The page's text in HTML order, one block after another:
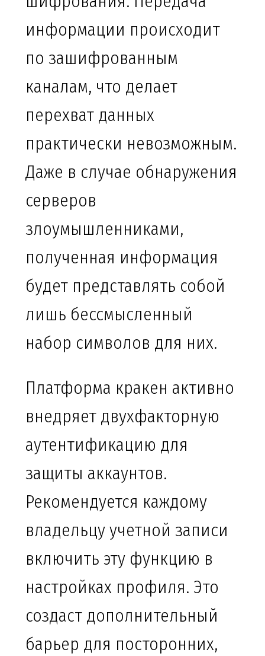
информации происходит
по зашифрованным
каналам, что делает
перехват данных
практически невозможным.
Даже в случае обнаружения
серверов
злоумышленниками,
полученная информация
будет представлять собой
лишь бессмысленный
набор символов для них.
Платформа кракен активно
внедряет двухфакторную
аутентификацию для
защиты аккаунтов.
Рекомендуется каждому
владельцу учетной записи
включить эту функцию в
настройках профиля. Это
создаст дополнительный
барьер для посторонних,